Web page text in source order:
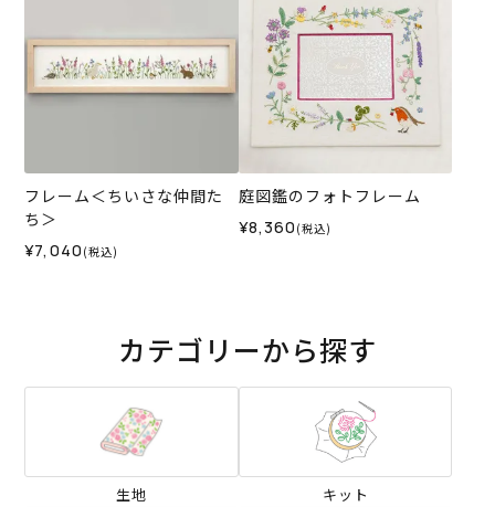
フレーム＜ちいさな仲間た
ち＞
¥7,040 (税込)
庭図鑑のフォトフレーム
¥8,360 (税込)
カテゴリーから探す
生地 キット